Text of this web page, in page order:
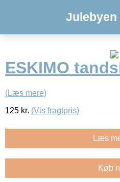
Julebyen
ESKIMO
(Læs mere)
125 kr. (Vis fragtpris)
Læs
Køb